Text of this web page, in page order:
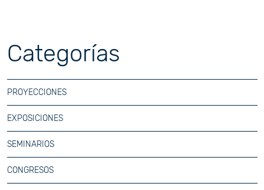
Categorías
PROYECCIONES
EXPOSICIONES
SEMINARIOS
CONGRESOS